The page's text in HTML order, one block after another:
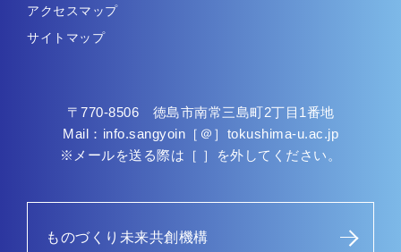
アクセスマップ
サイトマップ
〒770-8506 徳島市南常三島町2丁目1番地
Mail：info.sangyoin［＠］tokushima-u.ac.jp
※メールを送る際は［ ］を外してください。
ものづくり未来共創機構